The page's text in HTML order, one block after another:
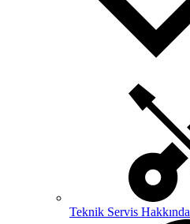
Teknik Servis Hakkında